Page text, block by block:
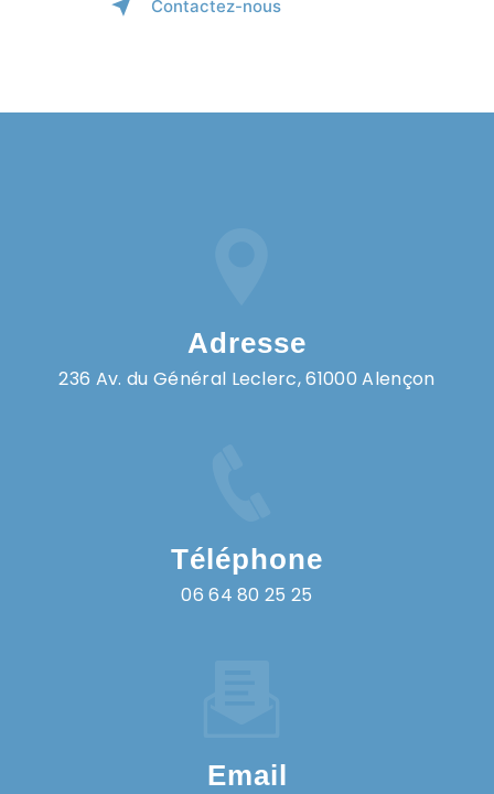
Contactez-nous
Adresse
236 Av. du Général Leclerc, 61000 Alençon
Téléphone
06 64 80 25 25
Email